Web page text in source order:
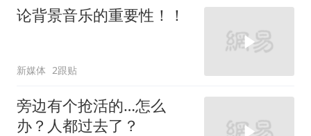
论背景音乐的重要性！！
新媒体 2跟贴
旁边有个抢活的…怎么
办？人都过去了？